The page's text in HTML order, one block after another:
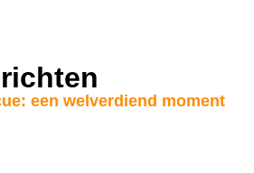
een welverdiend moment